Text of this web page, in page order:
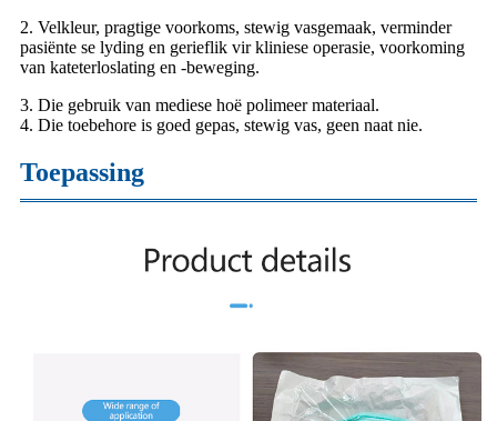
2. Velkleur, pragtige voorkoms, stewig vasgemaak, verminder
pasiënte se lyding en gerieflik vir kliniese operasie, voorkoming
van kateterloslating en -beweging.
3. Die gebruik van mediese hoë polimeer materiaal.
4. Die toebehore is goed gepas, stewig vas, geen naat nie.
Toepassing